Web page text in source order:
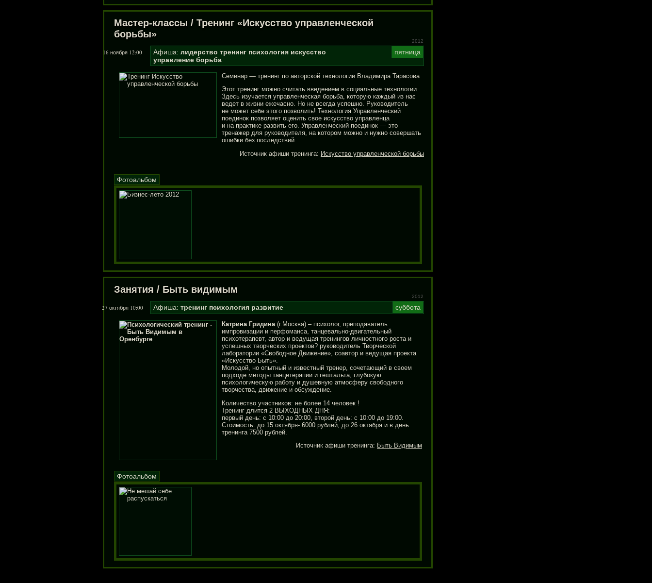
Мастер-классы / Тренинг «Искусство управленческой
борьбы»
16 ноября 12:00 Афиша: лидерство тренинг психология искусство
управление борьба
2012
пятница
Семинар — тренинг по авторской технологии Владимира Тарасова
Этот тренинг можно считать введением в социальные технологии.
Здесь изучается управленческая борьба, которую каждый из нас
ведет в жизни ежечасно. Но не всегда успешно. Руководитель
не может себе этого позволить! Технология Управленческий
поединок позволяет оценить свое искусство управленца
и на практике развить его. Управленческий поединок — это
тренажер для руководителя, на котором можно и нужно совершать
ошибки без последствий.
Источник афиши тренинга: Искусство управленческой борьбы
Фотоальбом
Занятия / Быть видимым
27 октября 10:00 Афиша: тренинг психология развитие
2012
суббота
Катрина Гридина (г.Москва) – психолог, преподаватель
импровизации и перфоманса, танцевально-двигательный
психотерапевт, автор и ведущая тренингов личностного роста и
успешных творческих проектов? руководитель Творческой
лаборатории «Свободное Движение», соавтор и ведущая проекта
«Искусство Быть».
Молодой, но опытный и известный тренер, сочетающий в своем
подходе методы танцетерапии и гештальта, глубокую
психологическую работу и душевную атмосферу свободного
творчества, движение и обсуждение.
Количество участников: не более 14 человек !
Тренинг длится 2 ВЫХОДНЫХ ДНЯ:
первый день: с 10:00 до 20:00, второй день: с 10:00 до 19:00.
Стоимость: до 15 октября- 6000 рублей, до 26 октября и в день
тренинга 7500 рублей.
Источник афиши тренинга: Быть Видимым
Фотоальбом